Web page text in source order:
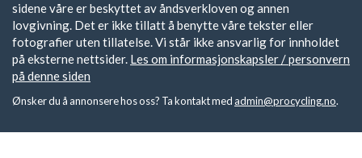
sidene våre er beskyttet av åndsverkloven og annen
lovgivning. Det er ikke tillatt å benytte våre tekster eller
fotografier uten tillatelse. Vi står ikke ansvarlig for innholdet
på eksterne nettsider. Les om informasjonskapsler / personvern
på denne siden
Ønsker du å annonsere hos oss? Ta kontakt medadmin@procycling.no.